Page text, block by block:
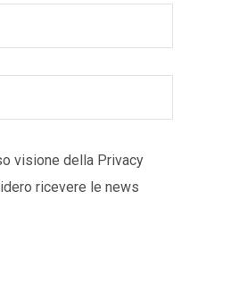
visione della Privacy
ricevere le news